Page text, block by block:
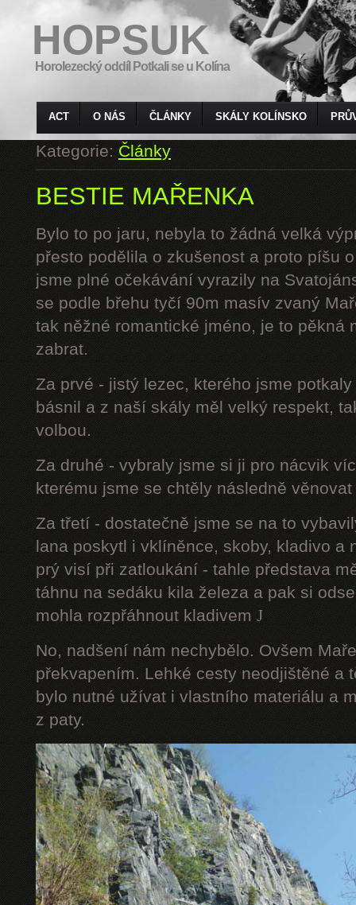
HOPSUK
Horolezecký oddíl Potkali se u Kolína
ACT O NÁS ČLÁNKY SKÁLY KOLÍNSKO
Kategorie:Články
BESTIE MAŘENKA
Bylo to po jaru, nebyla to žádná velká
přesto podělila o zkušenost a proto píšu
jsme plné očekávání vyrazily na
se podle břehu tyčí 90m masív zvaný
tak něžné romantické jméno, je to pěkná
zabrat.
Za prvé - jistý lezec, kterého jsme
básnil a z naší skály měl velký respekt,
volbou.
Za druhé - vybraly jsme si ji pro nácvik
kterému jsme se chtěly následně
Za třetí - dostatečně jsme se na to
lana poskytl i vklíněnce, skoby, kladivo a
prý visí při zatloukání - tahle představa
táhnu na sedáku kila železa a pak si
mohla rozpřáhnout kladivem J
No, nadšení nám nechybělo. Ovšem
překvapením. Lehké cesty neodjištěné a
bylo nutné užívat i vlastního materiálu a
z paty.